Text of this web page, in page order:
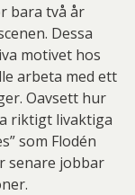
bara två år
Dessa
motivet hos
arbeta med ett
Oavsett hur
riktigt livaktiga
som Flodén
senare jobbar